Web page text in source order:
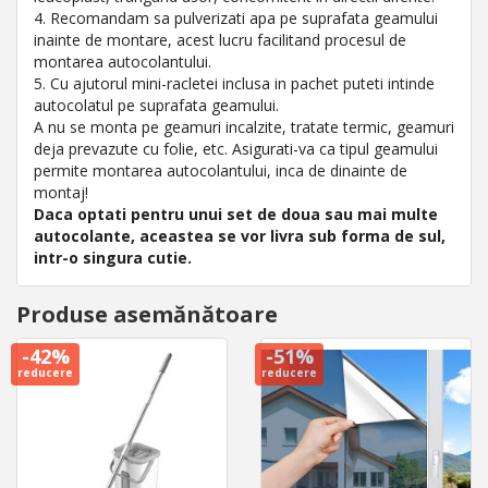
4. Recomandam sa pulverizati apa pe suprafata geamului
inainte de montare, acest lucru facilitand procesul de
montarea autocolantului.
5. Cu ajutorul mini-racletei inclusa in pachet puteti intinde
autocolatul pe suprafata geamului.
A nu se monta pe geamuri incalzite, tratate termic, geamuri
deja prevazute cu folie, etc. Asigurati-va ca tipul geamului
permite montarea autocolantului, inca de dinainte de
montaj!
Daca optati pentru unui set de doua sau mai multe
autocolante, aceastea se vor livra sub forma de sul,
intr-o singura cutie.
Produse asemănătoare
-42%
reducere
-51%
reducere